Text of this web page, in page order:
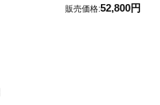
販売価格:52,800円